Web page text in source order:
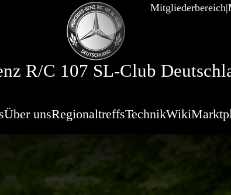
Mitgliederbereich
R/C 107 SL-Club
Über unsRegionaltreffsTechnikWiki